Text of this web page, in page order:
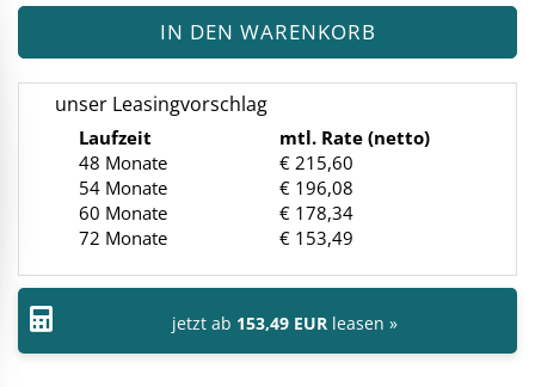
unser Leasingvorschlag
Laufzeit
mtl. Rate (netto)
48 Monate
€ 215,60
54 Monate
€ 196,08
60 Monate
€ 178,34
72 Monate
€ 153,49
jetzt ab 153,49 EUR leasen »